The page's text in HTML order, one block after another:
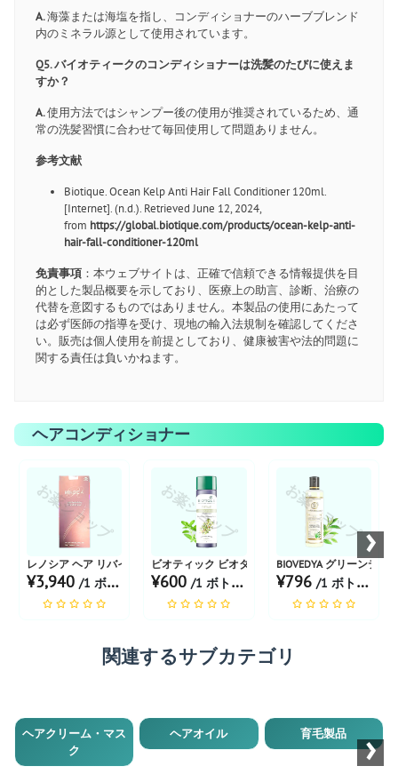
A.海藻または海塩を指し、コンディショナーのハーブブレンド
内のミネラル源として使用されています。
Q5. バイオティークのコンディショナーは洗髪のたびに使えま
すか？
A.使用方法ではシャンプー後の使用が推奨されているため、通
常の洗髪習慣に合わせて毎回使用して問題ありません。
参考文献
Biotique. Ocean Kelp Anti Hair Fall Conditioner 120ml.
[Internet]. (n.d.). Retrieved June 12, 2024,
from https://global.biotique.com/products/ocean-kelp-anti-
hair-fall-conditioner-120ml
免責事項：本ウェブサイトは、正確で信頼できる情報提供を目
的とした製品概要を示しており、医療上の助言、診断、治療の
代替を意図するものではありません。本製品の使用にあたって
は必ず医師の指導を受け、現地の輸入法規制を確認してくださ
い。販売は個人使用を前提としており、健康被害や法的問題に
関する責任は負いかねます。
ヘアコンディショナー
お薬ショップ
レノシア ヘア リバイタライジング コンディショナー
¥3,940 /1 ボトル あたり
お薬ショップ
ビオティック ビオタイム ボリュームコンディショ
¥600/1 ボトル あたり
お薬ショップ
BIOVEDYA グリーンテ
¥796 /1 ボトル あたり
›
関連するサブカテゴリ
ヘアクリーム・マス
ク
ヘアオイル 育毛製品 ›